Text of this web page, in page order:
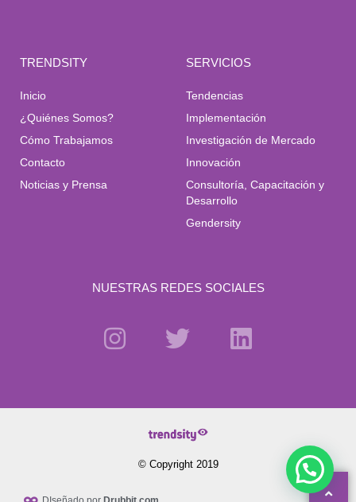
TRENDSITY
Inicio
¿Quiénes Somos?
Cómo Trabajamos
Contacto
Noticias y Prensa
SERVICIOS
Tendencias
Implementación
Investigación de Mercado
Innovación
Consultoría, Capacitación y
Desarrollo
Gendersity
NUESTRAS REDES SOCIALES
© Copyright 2019